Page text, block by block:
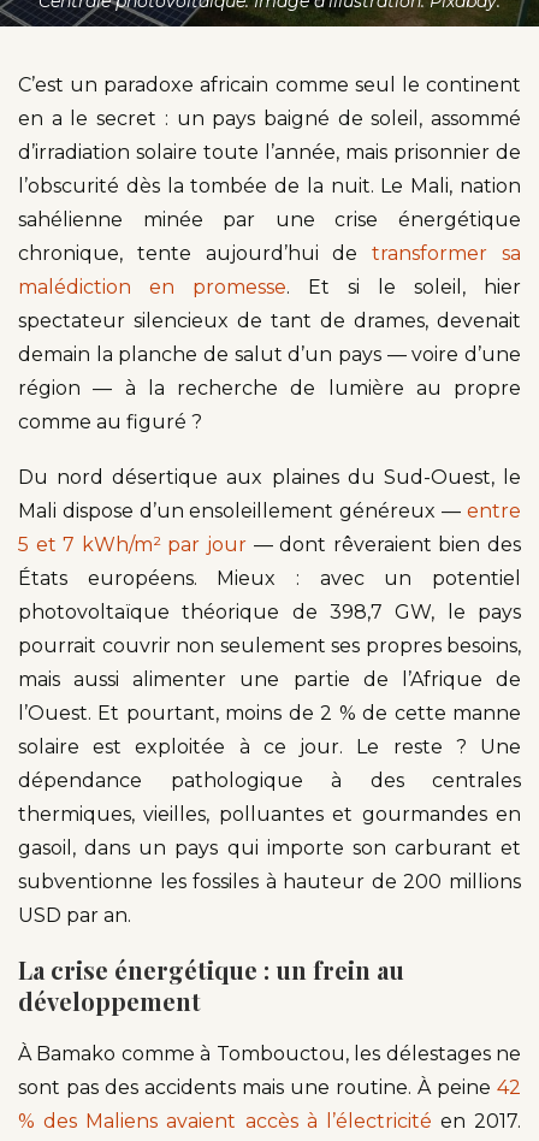
C’est un paradoxe africain comme seul le continent
en a le secret : un pays baigné de soleil, assommé
d’irradiation solaire toute l’année, mais prisonnier de
l’obscurité dès la tombée de la nuit. Le Mali, nation
sahélienne minée par une crise énergétique
chronique, tente aujourd’hui detransformer sa
malédiction en promesse. Et si le soleil, hier
spectateur silencieux de tant de drames, devenait
demain la planche de salut d’un pays — voire d’une
région — à la recherche de lumière au propre
comme au figuré ?
Du nord désertique aux plaines du Sud-Ouest, le
Mali dispose d’un ensoleillement généreux — entre
5 et 7 kWh/m² par jour — dont rêveraient bien des
États européens. Mieux : avec un potentiel
photovoltaïque théorique de 398,7 GW, le pays
pourrait couvrir non seulement ses propres besoins,
mais aussi alimenter une partie de l’Afrique de
l’Ouest. Et pourtant, moins de 2 % de cette manne
solaire est exploitée à ce jour. Le reste ? Une
dépendance pathologique à des centrales
thermiques, vieilles, polluantes et gourmandes en
gasoil, dans un pays qui importe son carburant et
subventionne les fossiles à hauteur de 200 millions
USD par an.
La crise énergétique : un frein au
développement
À Bamako comme à Tombouctou, les délestages ne
sont pas des accidents mais une routine. À peine 42
% des Maliens avaient accès à l’électricité en 2017.